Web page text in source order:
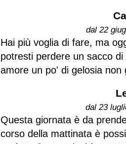
dal 22
Hai più voglia di fare, ma
potresti perdere un sacco
amore un po' di gelosia non
dal 23
Questa giornata è da
corso della mattinata è